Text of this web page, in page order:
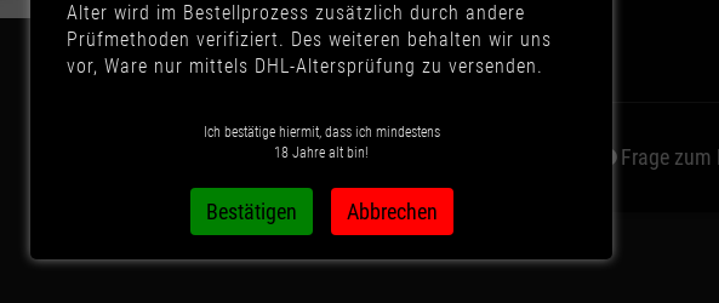
59,90 € *
Wunschzettel Frage zum
Alter wird im Bestellprozess zusätzlich durch andere
Prüfmethoden verifiziert. Des weiteren behalten wir uns
vor, Ware nur mittels DHL-Altersprüfung zu versenden.
Ich bestätige hiermit, dass ich mindestens
18 Jahre alt bin!